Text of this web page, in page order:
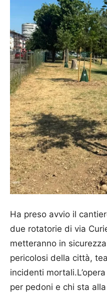
Ha preso avvio il
due rotatorie di via
metteranno in
pericolosi della città,
incidenti
per pedoni e chi sta